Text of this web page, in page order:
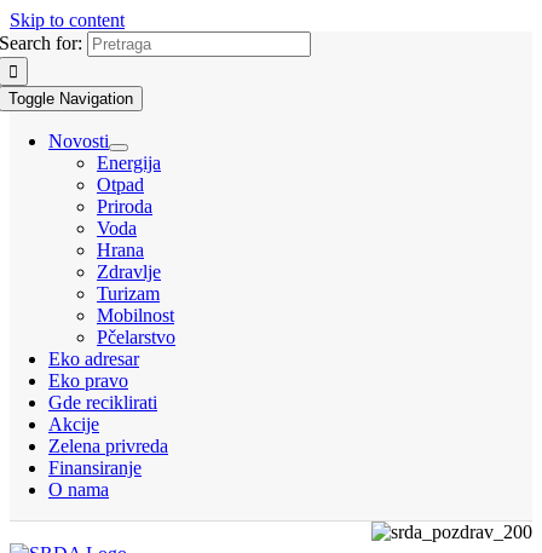
Skip to content
Search for:
Toggle Navigation
Novosti
Energija
Otpad
Priroda
Voda
Hrana
Zdravlje
Turizam
Mobilnost
Pčelarstvo
Eko adresar
Eko pravo
Gde reciklirati
Akcije
Zelena privreda
Finansiranje
O nama